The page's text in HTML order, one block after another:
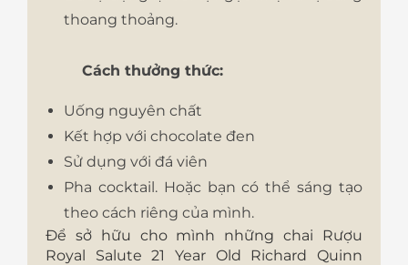
thoang thoảng.
Cách thưởng thức:
Uống nguyên chất
Kết hợp với chocolate đen
Sử dụng với đá viên
Pha cocktail. Hoặc bạn có thể sáng tạo
theo cách riêng của mình.
Để sở hữu cho mình những chai Rượu
Royal Salute 21 Year Old Richard Quinn